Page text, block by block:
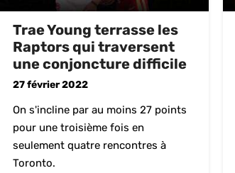
Trae Young terrasse les
Raptors qui traversent
une conjoncture difficile
27 février 2022
On s'incline par au moins 27 points
pour une troisième fois en
seulement quatre rencontres à
Toronto.